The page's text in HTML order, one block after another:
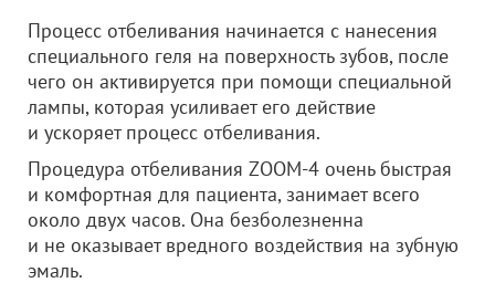
Процесс отбеливания начинается с нанесения
специального геля на поверхность зубов, после
чего он активируется при помощи специальной
лампы, которая усиливает его действие
и ускоряет процесс отбеливания.
Процедура отбеливания ZOOM-4 очень быстрая
и комфортная для пациента, занимает всего
около двух часов. Она безболезненна
и не оказывает вредного воздействия на зубную
эмаль.